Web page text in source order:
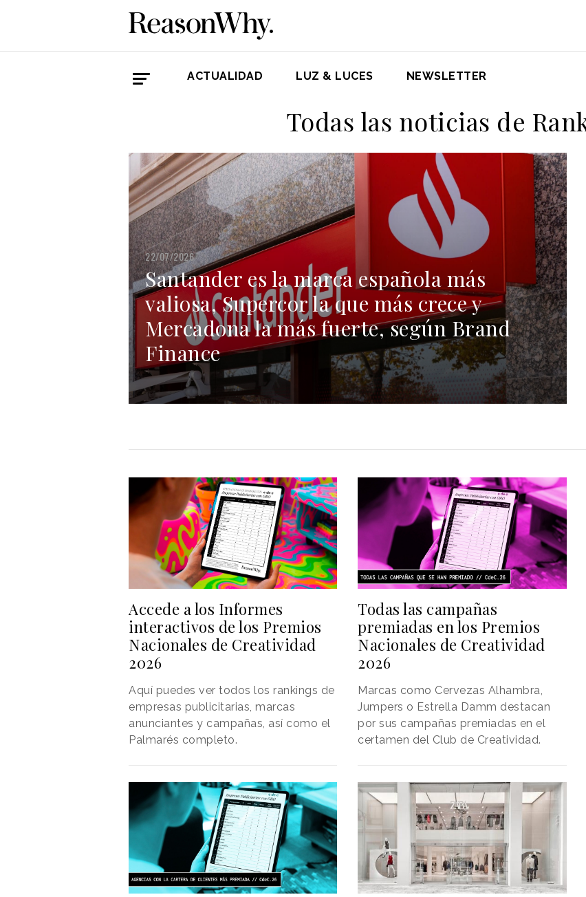
ACTUALIDAD LUZ & LUCES NEWSLETTER
Todas las noticias de
22/07/2026
Santander es la marca española más
valiosa, Supercor la que más crece y
Mercadona la más fuerte, según Brand
Finance
Accede a los Informes
interactivos de los Premios
Nacionales de Creatividad
2026
Aquí puedes ver todos los rankings de
empresas publicitarias, marcas
anunciantes y campañas, así como el
Palmarés completo.
Todas las campañas
premiadas en los Premios
Nacionales de Creatividad
2026
Marcas como Cervezas Alhambra,
Jumpers o Estrella Damm destacan
por sus campañas premiadas en el
certamen del Club de Creatividad.